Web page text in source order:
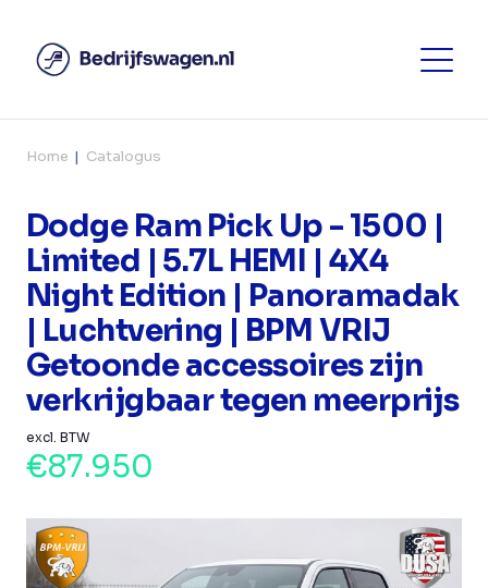
Home Catalogus
Dodge Ram Pick Up - 1500 |
Limited | 5.7L HEMI | 4X4
Night Edition | Panoramadak
| Luchtvering | BPM VRIJ
Getoonde accessoires zijn
verkrijgbaar tegen meerprijs
excl. BTW
€87.950